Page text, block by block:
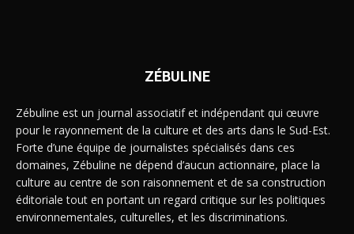
ZÉBULINE
Zébuline est un journal associatif et indépendant qui œuvre
pour le rayonnement de la culture et des arts dans le Sud-Est.
Forte d’une équipe de journalistes spécialisés dans ces
domaines, Zébuline ne dépend d’aucun actionnaire, place la
culture au centre de son raisonnement et de sa construction
éditoriale tout en portant un regard critique sur les politiques
environnementales, culturelles, et les discriminations.